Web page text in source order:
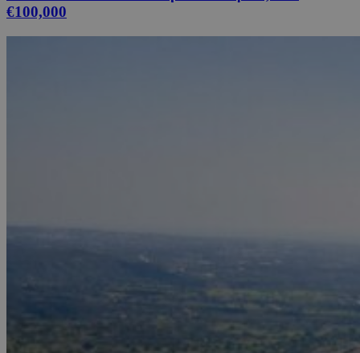
€100,000